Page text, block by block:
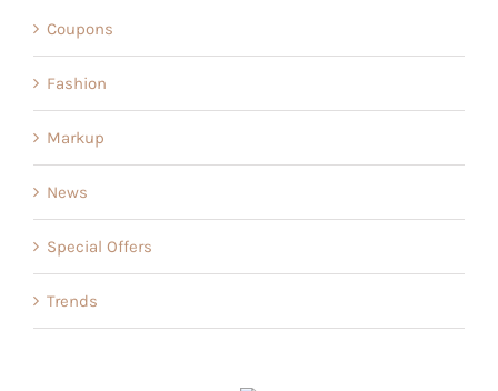
Coupons
Fashion
Markup
News
Special Offers
Trends